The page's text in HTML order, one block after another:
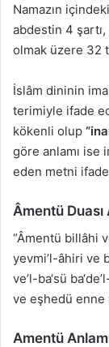
Namazın
abdestin 4
olmak üzere 32
İslâm dininin
terimiyle ifade
kökenli olup
göre anlamı ise
eden metni
Âmentü
“Âmentü billâhi
yevmi’l-âhiri ve
ve’l-ba‘sü
ve eşhedü enne
Amentü